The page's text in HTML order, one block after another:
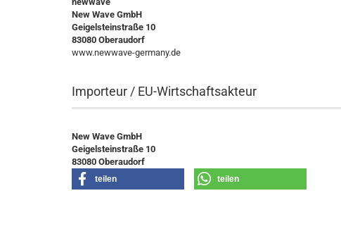
New Wave GmbH
Geigelsteinstraße 10
83080 Oberaudorf
www.newwave-germany.de
Importeur / EU-Wirtschaftsakteur
New Wave GmbH
Geigelsteinstraße 10
83080 Oberaudorf
teilen teilen